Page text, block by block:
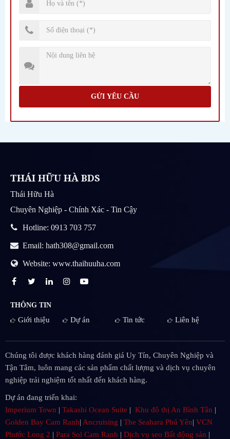
GỬI YÊU CẦU
THÁI HỮU HÀ BDS
Thái Hữu Hà
Chuyên Nghiệp - Chính Xác - Tin Cậy
Hotline: 0913 703 757
Email: hath308@gmail.com
Website: www.thaihuuha.com
THÔNG TIN
Giới thiệu Dự án Tin tức Liên hệ
Chúng tôi được khách hàng đánh giá Uy Tín, Chuyên Nghiệp và
Tận Tâm, luôn mang các sản phẩm chất lượng và dịch vụ chuyên
nghiệp trải nghiệm tốt nhất đến khách hàng.
Dự án đang triển khai:
Imperium Town | Takashi Ocean Suite | Khu đô thị An Bình Tân |
Golden Bay Cam Ranh| Ancruising | The Seahara Phú Yên| VCN
Phước Long 2 | Para Sol Cam Ranh | Dịch vụ seo Bất động sản |